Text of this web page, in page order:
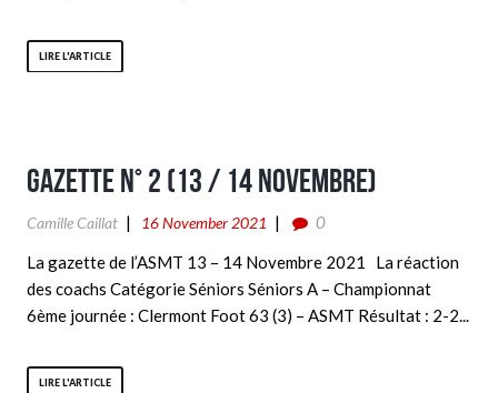
LIRE L'ARTICLE
Gazette n° 2 (13 / 14 Novembre)
Camille Caillat 16 November 2021
0
La gazette de l’ASMT 13 – 14 Novembre 2021 La réaction
des coachs Catégorie Séniors Séniors A – Championnat
6ème journée : Clermont Foot 63 (3) – ASMT Résultat : 2-2...
LIRE L'ARTICLE